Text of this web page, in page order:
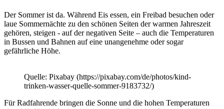
Der Sommer ist da. Während Eis essen, ein Freibad besuchen oder
laue Sommernächte zu den schönen Seiten der warmen Jahreszeit
gehören, steigen - auf der negativen Seite – auch die Temperaturen
in Bussen und Bahnen auf eine unangenehme oder sogar
gefährliche Höhe.
Quelle: Pixabay (https://pixabay.com/de/photos/kind-
trinken-wasser-quelle-sommer-9183732/)
Für Radfahrende bringen die Sonne und die hohen Temperaturen